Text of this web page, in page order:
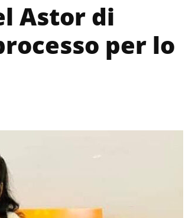
Astor di
per lo